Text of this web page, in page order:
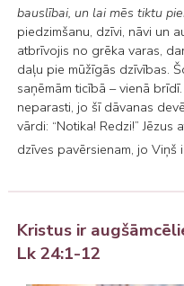
bauslībai, un lai mēs tiktu
piedzimšanu, dzīvi, nāvi un
atbrīvojis no grēka varas,
daļu pie mūžīgās dzīvības.
saņēmām ticībā – vienā
neparasti, jo šī dāvanas
vārdi: “Notika! Redzi!”
dzīves pavērsienam, jo Viņš
Kristus ir
Lk 24:1-12